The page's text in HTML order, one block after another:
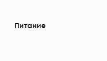
Питание